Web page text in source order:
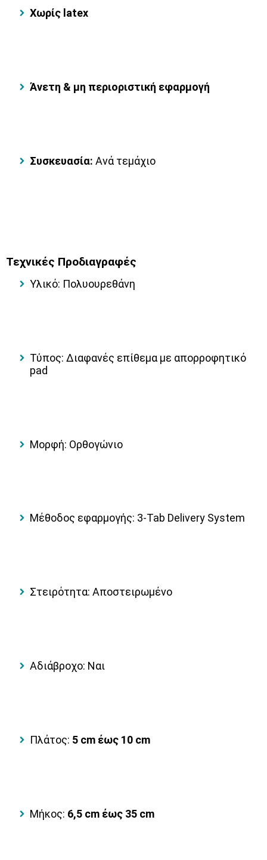
Χωρίς latex
Άνετη & μη περιοριστική εφαρμογή
Συσκευασία: Ανά τεμάχιο
Τεχνικές Προδιαγραφές
Υλικό: Πολυουρεθάνη
Τύπος: Διαφανές επίθεμα με απορροφητικό
pad
Μορφή: Ορθογώνιο
Μέθοδος εφαρμογής: 3-Tab Delivery System
Στειρότητα: Αποστειρωμένο
Αδιάβροχο: Ναι
Πλάτος: 5 cm έως 10 cm
Μήκος: 6,5 cm έως 35 cm